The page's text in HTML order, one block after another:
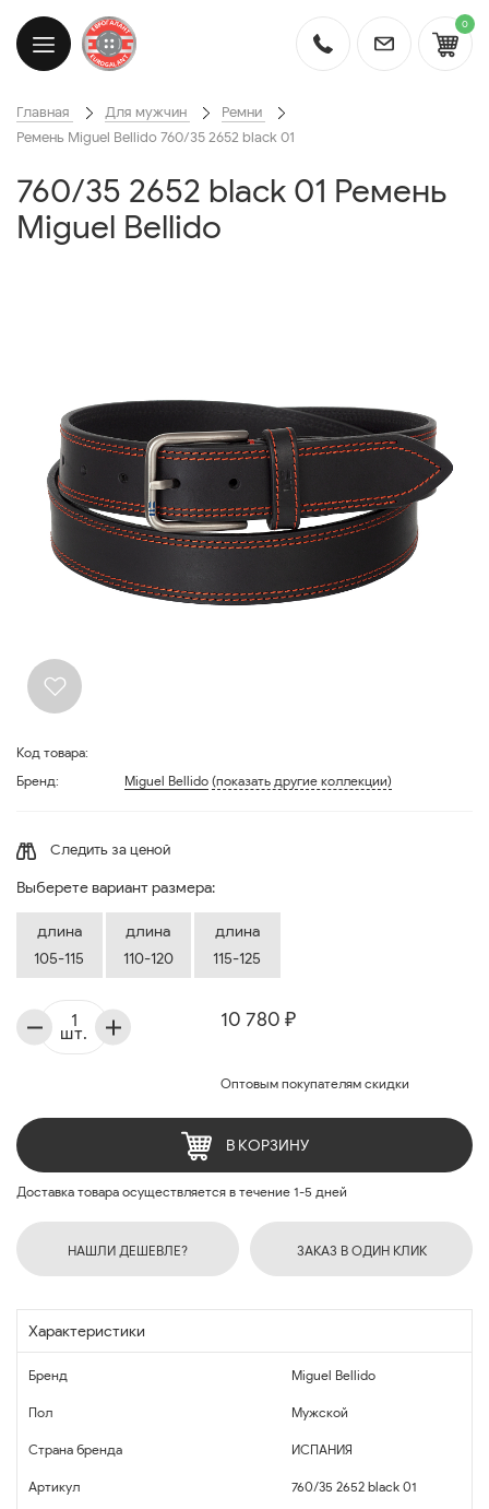
0
Главная Для мужчин
Ремни
Ремень Miguel Bellido 760/35 2652 black 01
760/35 2652 black 01 Ремень
Miguel Bellido
Код товара:
Бренд:
Miguel Bellido (показать другие коллекции)
Следить за ценой
Выберете вариант размера:
длина
105-115
длина
110-120
длина
115-125
10 780 ₽
Оптовым покупателям скидки
шт.
В КОРЗИНУ
Доставка товара осуществляется в течение 1-5 дней
НАШЛИ ДЕШЕВЛЕ? ЗАКАЗ В ОДИН КЛИК
Характеристики
Бренд Miguel Bellido
Пол Мужской
Страна бренда ИСПАНИЯ
Артикул 760/35 2652 black 01